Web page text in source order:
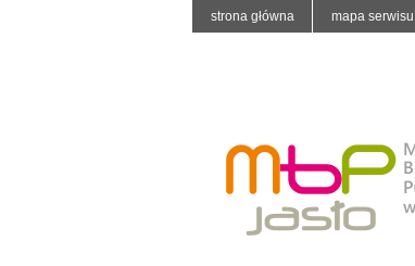
strona główna mapa serwisu